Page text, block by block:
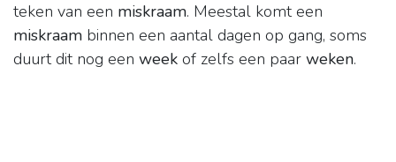
teken van een miskraam. Meestal komt een
miskraam binnen een aantal dagen op gang, soms
duurt dit nog een week of zelfs een paar weken.